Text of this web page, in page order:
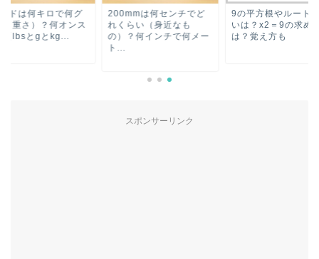
ドは何キロで何グ
（重さ）？何オンス
【lbsとgとkg...
200mmは何センチでど
れくらい（身近なも
の）？何インチで何メー
ト...
9の平方根やルート
いは？x2＝9の求め
は？覚え方も
スポンサーリンク